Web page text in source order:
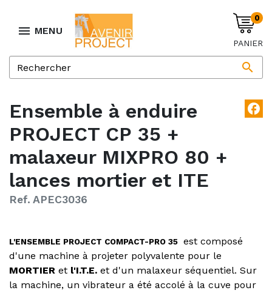
 MENU

0
PANIER
Ensemble à enduire
PROJECT CP 35 +
malaxeur MIXPRO 80 +
lances mortier et ITE
facebook
Ref. APEC3036
L'ENSEMBLE PROJECT COMPACT-PRO 35 est composé
d'une machine à projeter polyvalente pour le
MORTIER et l'I.T.E. et d'un malaxeur séquentiel. Sur
la machine, un vibrateur a été accolé à la cuve pour